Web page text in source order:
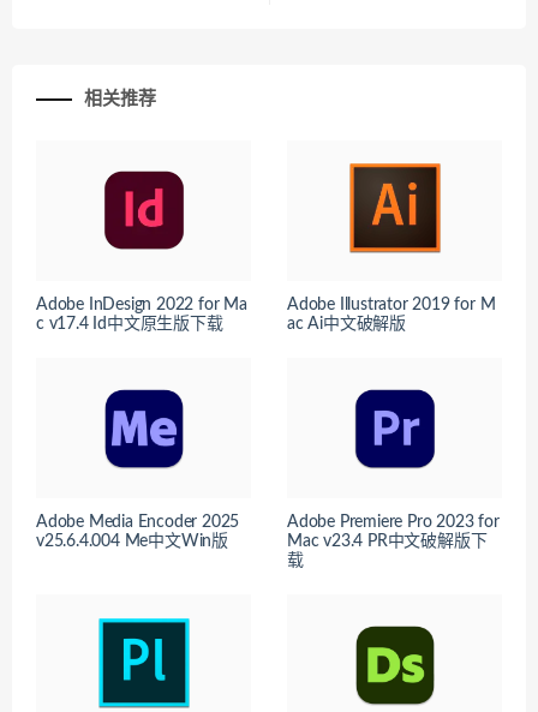
相关推荐
Adobe InDesign 2022 for Ma
c v17.4 Id中文原生版下载
Adobe Illustrator 2019 for M
ac Ai中文破解版
Adobe Media Encoder 2025
v25.6.4.004 Me中文Win版
Adobe Premiere Pro 2023 for
Mac v23.4 PR中文破解版下
载